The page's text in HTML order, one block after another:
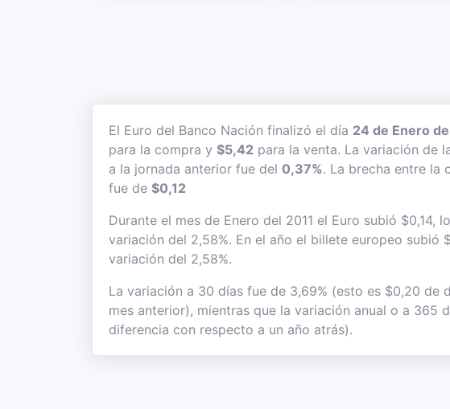
El Euro del Banco Nación finalizó el día 24 de Enero de
para la compra y $5,42 para la venta. La variación de
a la jornada anterior fue del 0,37%. La brecha entre la
fue de $0,12
Durante el mes de Enero del 2011 el Euro subió $0,14,
variación del 2,58%. En el año el billete europeo subió
variación del 2,58%.
La variación a 30 días fue de 3,69% (esto es $0,20 de
mes anterior), mientras que la variación anual o a 365
diferencia con respecto a un año atrás).